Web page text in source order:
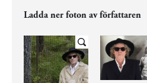
Ladda ner foton av författaren